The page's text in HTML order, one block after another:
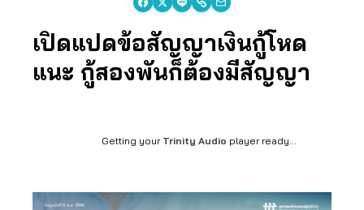
เปิดแปดข้อสัญญาเงินกู้โหด
แนะ กู้สองพันก็ต้องมีสัญญา
Getting your Trinity Audio player ready...